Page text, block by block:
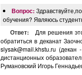
Вопрос:
обучения? Являюсь
Ответ:
Для решения
обратиться в деканат
slysak@mail.khstu.ru (декан
дистанционных
Румановский Игорь